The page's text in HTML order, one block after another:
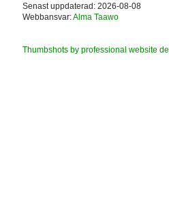
Senast uppdaterad: 2026-08-08
Webbansvar:Alma Taawo
Thumbshots by professional website